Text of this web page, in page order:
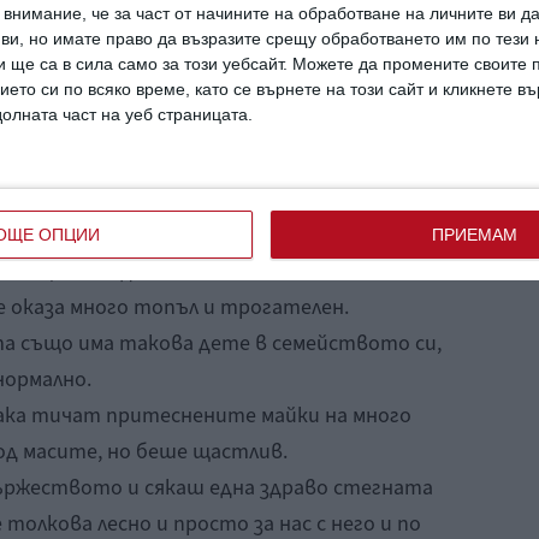
че за част от начините на обработване на личните ви
ви, но имате право да възразите срещу обработването им по тези
ще са в сила само за този уебсайт. Можете да промените своите
си по всяко време, като се върнете на този сайт и кликнете
част на уеб страницата.
ОПЦИИ ПРИЕМАМ
много по-оптимистично.
помага при подреждането на масата и се
облечени.
и аз се замислихме за вакуума около нас,
ми. Не искахме да ходим там заради
успеем да се справим с поведението му,
ще ни съдят.
оказа много топъл и трогателен.
също има такова дете в семейството си,
тичат притеснените майки на много
масите, но беше щастлив.
и сякаш една здраво стегната
лесно и просто за нас с него и по